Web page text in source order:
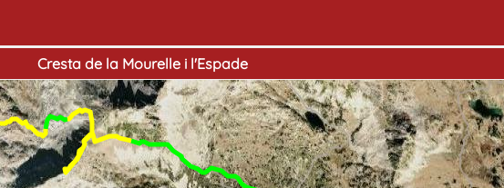
Cresta de la Mourelle i l'Espade